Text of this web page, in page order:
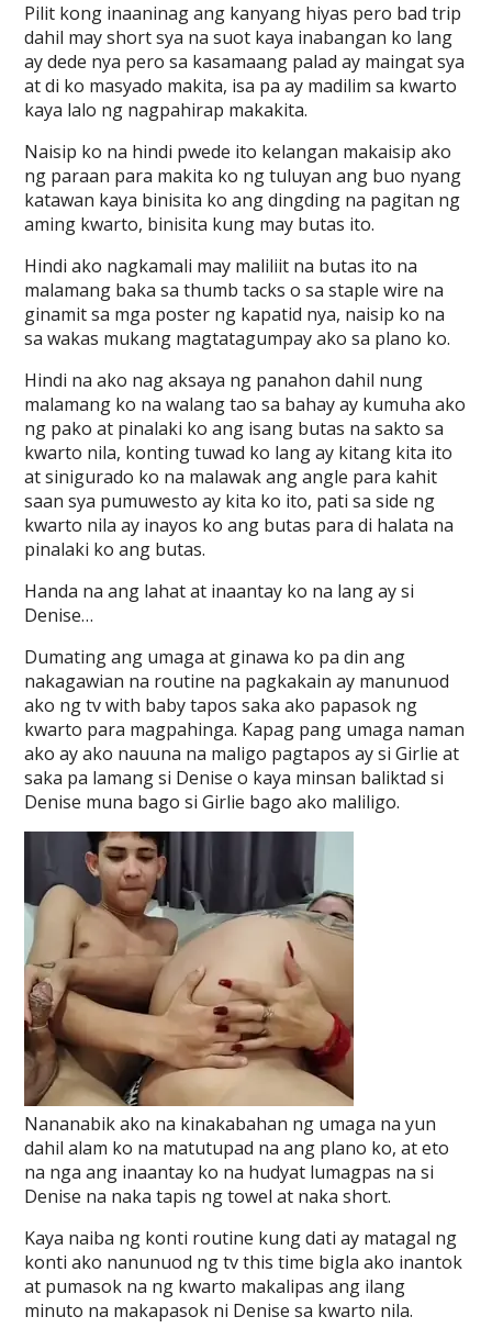
Pilit kong inaaninag ang kanyang hiyas pero bad trip
dahil may short sya na suot kaya inabangan ko lang
ay dede nya pero sa kasamaang palad ay maingat sya
at di ko masyado makita, isa pa ay madilim sa kwarto
kaya lalo ng nagpahirap makakita.
Naisip ko na hindi pwede ito kelangan makaisip ako
ng paraan para makita ko ng tuluyan ang buo nyang
katawan kaya binisita ko ang dingding na pagitan ng
aming kwarto, binisita kung may butas ito.
Hindi ako nagkamali may maliliit na butas ito na
malamang baka sa thumb tacks o sa staple wire na
ginamit sa mga poster ng kapatid nya, naisip ko na
sa wakas mukang magtatagumpay ako sa plano ko.
Hindi na ako nag aksaya ng panahon dahil nung
malamang ko na walang tao sa bahay ay kumuha ako
ng pako at pinalaki ko ang isang butas na sakto sa
kwarto nila, konting tuwad ko lang ay kitang kita ito
at sinigurado ko na malawak ang angle para kahit
saan sya pumuwesto ay kita ko ito, pati sa side ng
kwarto nila ay inayos ko ang butas para di halata na
pinalaki ko ang butas.
Handa na ang lahat at inaantay ko na lang ay si
Denise…
Dumating ang umaga at ginawa ko pa din ang
nakagawian na routine na pagkakain ay manunuod
ako ng tv with baby tapos saka ako papasok ng
kwarto para magpahinga. Kapag pang umaga naman
ako ay ako nauuna na maligo pagtapos ay si Girlie at
saka pa lamang si Denise o kaya minsan baliktad si
Denise muna bago si Girlie bago ako maliligo.
Nananabik ako na kinakabahan ng umaga na yun
dahil alam ko na matutupad na ang plano ko, at eto
na nga ang inaantay ko na hudyat lumagpas na si
Denise na naka tapis ng towel at naka short.
Kaya naiba ng konti routine kung dati ay matagal ng
konti ako nanunuod ng tv this time bigla ako inantok
at pumasok na ng kwarto makalipas ang ilang
minuto na makapasok ni Denise sa kwarto nila.